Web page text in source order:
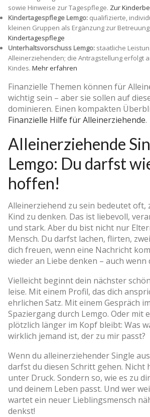
sowie Hinweise zur Tagespflege. Zur
Kindertagespflege Lemgo: qualifizierte,
kleinen Gruppen als Ergänzung zur
Kindertagespflege
Unterhaltsvorschuss Lemgo: staatliche
Alleinerziehenden; die Antragstellung erfolgt
Kindes. Mehr erfahren
Finanzielle Themen können für
wichtig sein – aber sie sollen auf
dominieren. Einen kompakten
Finanzielle Hilfe für Alleinerziehende.
Alleinerziehende
Lemgo: Du darfst
hoffen!
Alleinerziehend zu sein bedeutet oft,
Kind zu denken. Das ist liebevoll,
und stark. Aber du bist nicht nur
Mensch. Du darfst lachen, flirten,
dich freuen, wenn eine Nachricht
wieder an Liebe denken – auch wenn
Vielleicht beginnt dein nächster
leise. Mit einem Profil, das dich
ehrlichen Satz. Mit einem Gespräch
Spaziergang durch Lemgo. Oder mit
plötzlich länger im Kopf bleibt: Was
wirklich jemand ist, der zu mir passt?
Wenn du alleinerziehender Single
darfst du diesen Schritt gehen. Nicht
unter Druck. Sondern so, wie es zu
und deinem Leben passt. Und wer
wartet ein neuer Lieblingsmensch
denkst!